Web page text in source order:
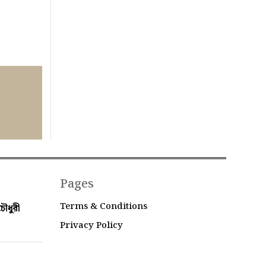
Pages
Terms & Conditions
Privacy Policy